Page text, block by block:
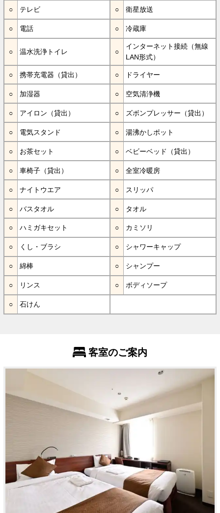
テレビ 衛星放送
電話 冷蔵庫
温水洗浄トイレ
インターネット接続（無線
LAN形式）
携帯充電器（貸出） ドライヤー
加湿器 空気清浄機
アイロン（貸出） ズボンプレッサー（貸出）
電気スタンド 湯沸かしポット
お茶セット ベビーベッド（貸出）
車椅子（貸出） 全室冷暖房
ナイトウエア スリッパ
バスタオル タオル
ハミガキセット カミソリ
くし・ブラシ シャワーキャップ
綿棒 シャンプー
リンス ボディソープ
石けん
客室のご案内